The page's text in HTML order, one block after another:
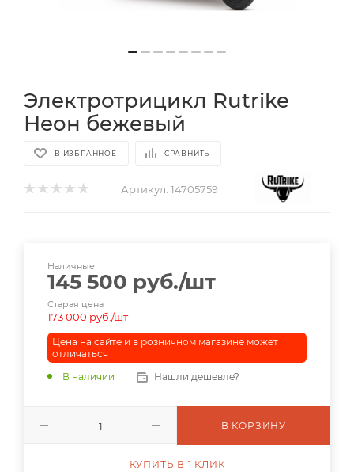
Электротрицикл Rutrike
Неон бежевый
В ИЗБРАННОЕ СРАВНИТЬ
Артикул: 14705759
Наличные
145 500 руб./шт
Старая цена
173 000руб./шт
Цена на сайте и в розничном магазине может
отличаться
В наличии
Нашли дешевле?
В КОРЗИНУ
КУПИТЬ В 1 КЛИК